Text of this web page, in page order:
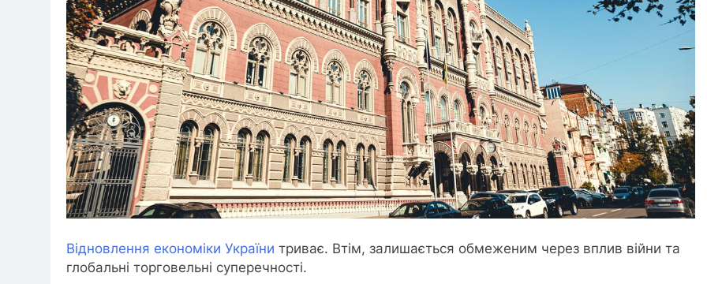
Відновлення економіки України триває. Втім, залишається обмеженим через вплив війни та
глобальні торговельні суперечності.